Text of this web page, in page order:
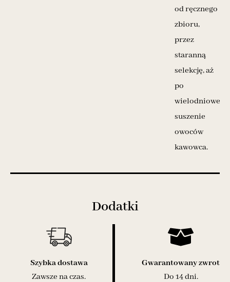
od ręcznego
zbioru,
przez
staranną
selekcję, aż
po
wielodniowe
suszenie
owoców
kawowca.
Dodatki
Szybka dostawa
Zawsze na czas.
Gwarantowany zwrot
Do 14 dni.